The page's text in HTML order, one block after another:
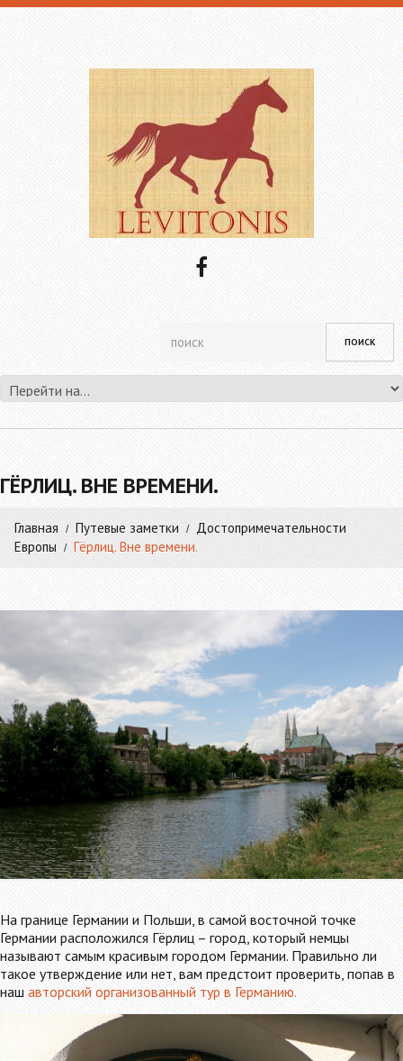
ГЁРЛИЦ. ВНЕ ВРЕМЕНИ.
Главная Путевые заметки
Достопримечательности
Европы
Гёрлиц. Вне времени.
На границе Германии и Польши, в самой восточной точке
Германии расположился Гёрлиц – город, который немцы
называют самым красивым городом Германии. Правильно ли
такое утверждение или нет, вам предстоит проверить, попав в
нашавторский организованный тур в Германию.